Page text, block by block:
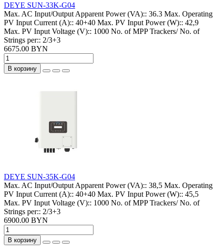
DEYE SUN-33K-G04
Max. AC Input/Output Apparent Power (VA):: 36.3 Max. Operating
PV Input Current (A):: 40+40 Max. PV Input Power (W):: 42,9
Max. PV Input Voltage (V):: 1000 No. of MPP Trackers/ No. of
Strings per:: 2/3+3
6675.00 BYN
В корзину
DEYE SUN-35K-G04
Max. AC Input/Output Apparent Power (VA):: 38,5 Max. Operating
PV Input Current (A):: 40+40 Max. PV Input Power (W):: 45,5
Max. PV Input Voltage (V):: 1000 No. of MPP Trackers/ No. of
Strings per:: 2/3+3
6900.00 BYN
В корзину